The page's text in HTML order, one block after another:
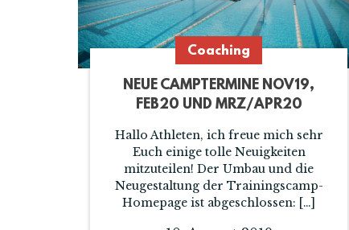
Coaching
NEUE CAMPTERMINE NOV19,
FEB20 UND MRZ/APR20
Hallo Athleten, ich freue mich sehr
Euch einige tolle Neuigkeiten
mitzuteilen! Der Umbau und die
Neugestaltung der Trainingscamp-
Homepage ist abgeschlossen: […]